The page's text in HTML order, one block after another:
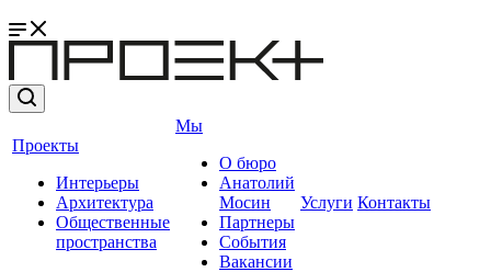
Проекты
Интерьеры
Архитектура
Общественные
пространства
Мы
О бюро
Анатолий
Мосин
Партнеры
События
Вакансии
Услуги Контакты